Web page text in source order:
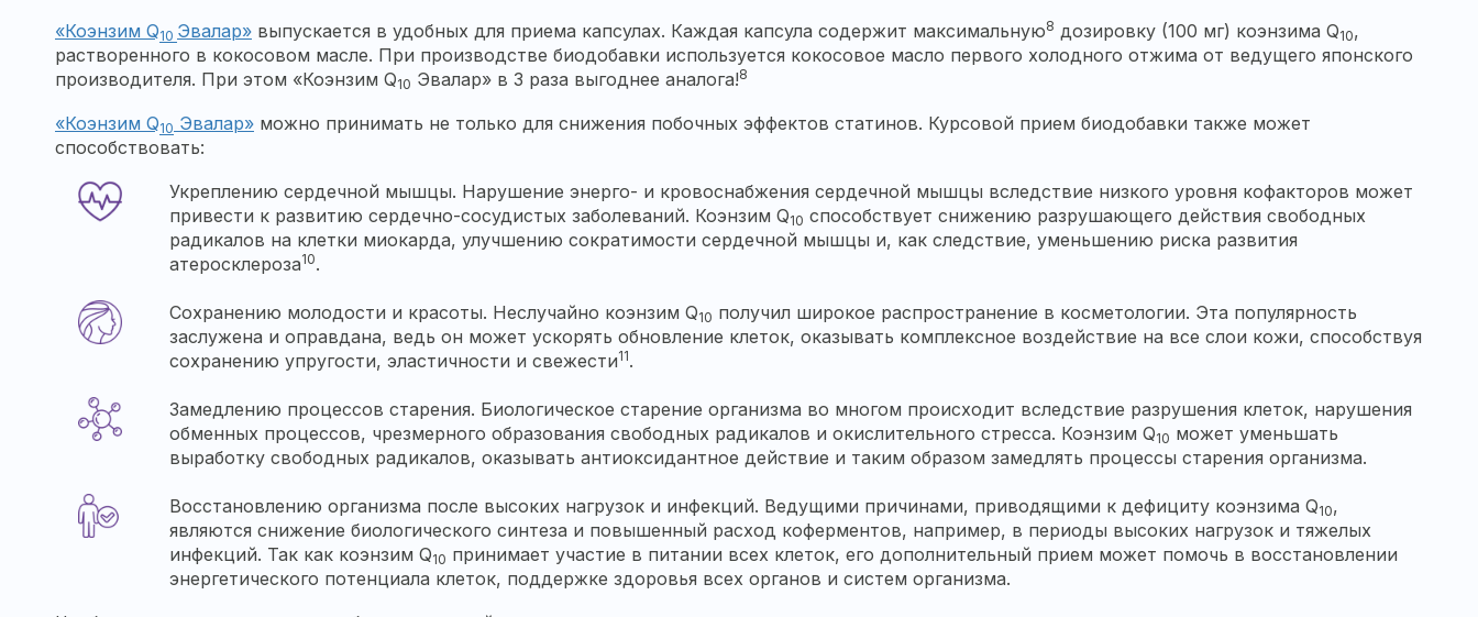
«Коэнзим Q10 Эвалар» выпускается в удобных для приема капсулах. Каждая капсула содержит максимальную8 дозировку (100 мг) коэнзима Q10,
растворенного в кокосовом масле. При производстве биодобавки используется кокосовое масло первого холодного отжима от ведущего японского
производителя. При этом «Коэнзим Q10 Эвалар» в 3 раза выгоднее аналога!8
«Коэнзим Q10 Эвалар» можно принимать не только для снижения побочных эффектов статинов. Курсовой прием биодобавки также может
способствовать:
Укреплению сердечной мышцы. Нарушение энерго- и кровоснабжения сердечной мышцы вследствие низкого уровня кофакторов может
привести к развитию сердечно-сосудистых заболеваний. Коэнзим Q10 способствует снижению разрушающего действия свободных
радикалов на клетки миокарда, улучшению сократимости сердечной мышцы и, как следствие, уменьшению риска развития
атеросклероза10.
Сохранению молодости и красоты. Неслучайно коэнзим Q10 получил широкое распространение в косметологии. Эта популярность
заслужена и оправдана, ведь он может ускорять обновление клеток, оказывать комплексное воздействие на все слои кожи, способствуя
сохранению упругости, эластичности и свежести11.
Замедлению процессов старения. Биологическое старение организма во многом происходит вследствие разрушения клеток, нарушения
обменных процессов, чрезмерного образования свободных радикалов и окислительного стресса. Коэнзим Q10 может уменьшать
выработку свободных радикалов, оказывать антиоксидантное действие и таким образом замедлять процессы старения организма.
Восстановлению организма после высоких нагрузок и инфекций. Ведущими причинами, приводящими к дефициту коэнзима Q10,
являются снижение биологического синтеза и повышенный расход коферментов, например, в периоды высоких нагрузок и тяжелых
инфекций. Так как коэнзим Q10 принимает участие в питании всех клеток, его дополнительный прием может помочь в восстановлении
энергетического потенциала клеток, поддержке здоровья всех органов и систем организма.